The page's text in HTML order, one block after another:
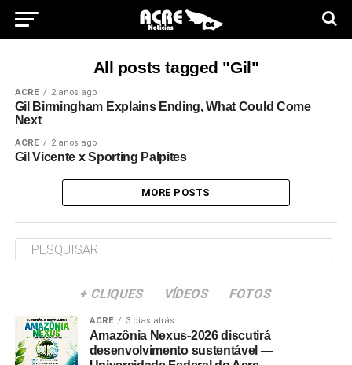
All posts tagged "Gil"
ACRE 2 anos ago
Gil Birmingham Explains Ending, What Could Come
Next
ACRE 2 anos ago
Gil Vicente x Sporting Palpites
MORE POSTS
+ CLIQUES VÍDEOS FOTOS
ACRE 3 dias atrás
Amazônia Nexus-2026 discutirá
desenvolvimento sustentável —